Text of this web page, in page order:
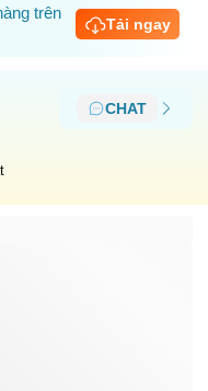
trên
Tải ngay
CHAT